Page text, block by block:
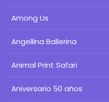
Among Us
Angellina Ballerina
Animal Print Safari
Aniversario 50 años